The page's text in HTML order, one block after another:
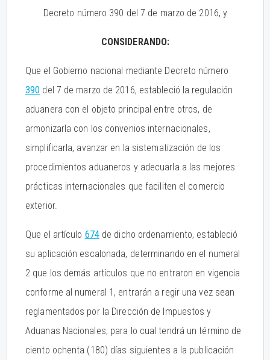
Decreto número 390 del 7 de marzo de 2016, y
CONSIDERANDO:
Que el Gobierno nacional mediante Decreto número
390 del 7 de marzo de 2016, estableció la regulación
aduanera con el objeto principal entre otros, de
armonizarla con los convenios internacionales,
simplificarla, avanzar en la sistematización de los
procedimientos aduaneros y adecuarla a las mejores
prácticas internacionales que faciliten el comercio
exterior.
Que el artículo 674de dicho ordenamiento, estableció
su aplicación escalonada, determinando en el numeral
2 que los demás artículos que no entraron en vigencia
conforme al numeral 1, entrarán a regir una vez sean
reglamentados por la Dirección de Impuestos y
Aduanas Nacionales, para lo cual tendrá un término de
ciento ochenta (180) días siguientes a la publicación